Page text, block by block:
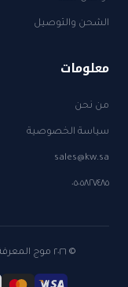
الشحن والتوصيل
معلومات
من نحن
سياسة الخصوصية
sales@kw.sa
٠٥٠٥٨٢٧٤٨٥
© ٢٠٢٦ موج المعرفة للنشر والتوزيع. جميع الحقوق محفوظة.